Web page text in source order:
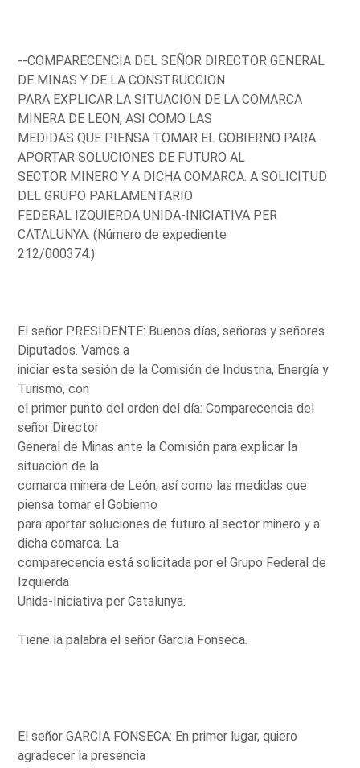
--COMPARECENCIA DEL SEÑOR DIRECTOR GENERAL
DE MINAS Y DE LA CONSTRUCCION
PARA EXPLICAR LA SITUACION DE LA COMARCA
MINERA DE LEON, ASI COMO LAS
MEDIDAS QUE PIENSA TOMAR EL GOBIERNO PARA
APORTAR SOLUCIONES DE FUTURO AL
SECTOR MINERO Y A DICHA COMARCA. A SOLICITUD
DEL GRUPO PARLAMENTARIO
FEDERAL IZQUIERDA UNIDA-INICIATIVA PER
CATALUNYA. (Número de expediente
212/000374.)
El señor PRESIDENTE: Buenos días, señoras y señores
Diputados. Vamos a
iniciar esta sesión de la Comisión de Industria, Energía y
Turismo, con
el primer punto del orden del día: Comparecencia del
señor Director
General de Minas ante la Comisión para explicar la
situación de la
comarca minera de León, así como las medidas que
piensa tomar el Gobierno
para aportar soluciones de futuro al sector minero y a
dicha comarca. La
comparecencia está solicitada por el Grupo Federal de
Izquierda
Unida-Iniciativa per Catalunya.
Tiene la palabra el señor García Fonseca.
El señor GARCIA FONSECA: En primer lugar, quiero
agradecer la presencia